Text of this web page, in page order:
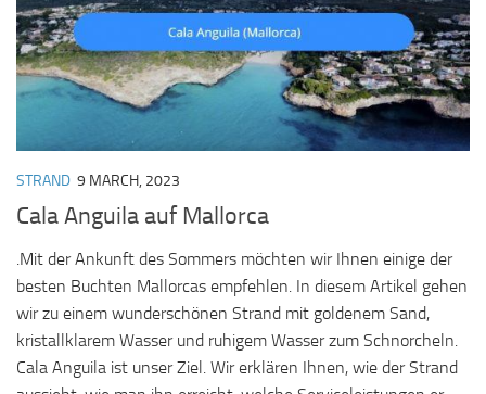
STRAND 9 MARCH, 2023
Cala Anguila auf Mallorca
.Mit der Ankunft des Sommers möchten wir Ihnen einige der
besten Buchten Mallorcas empfehlen. In diesem Artikel gehen
wir zu einem wunderschönen Strand mit goldenem Sand,
kristallklarem Wasser und ruhigem Wasser zum Schnorcheln.
Cala Anguila ist unser Ziel. Wir erklären Ihnen, wie der Strand